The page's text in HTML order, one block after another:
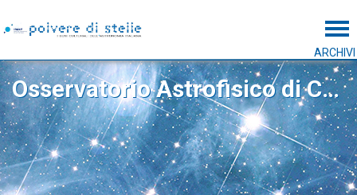
ARCHIVI
Osservatorio Astrofisico di Catania